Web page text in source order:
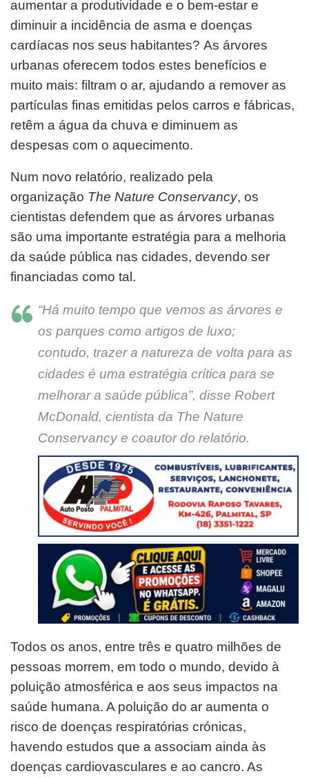
aumentar a produtividade e o bem-estar e
diminuir a incidência de asma e doenças
cardíacas nos seus habitantes? As árvores
urbanas oferecem todos estes benefícios e
muito mais: filtram o ar, ajudando a remover as
partículas finas emitidas pelos carros e fábricas,
retêm a água da chuva e diminuem as
despesas com o aquecimento.
Num novo relatório, realizado pela
organização The Nature Conservancy, os
cientistas defendem que as árvores urbanas
são uma importante estratégia para a melhoria
da saúde pública nas cidades, devendo ser
financiadas como tal.
“Há muito tempo que vemos as árvores e
os parques como artigos de luxo;
contudo, trazer a natureza de volta para as
cidades é uma estratégia crítica para se
melhorar a saúde pública”, disse Robert
McDonald, cientista da The Nature
Conservancy e coautor do relatório.
Todos os anos, entre três e quatro milhões de
pessoas morrem, em todo o mundo, devido à
poluição atmosférica e aos seus impactos na
saúde humana. A poluição do ar aumenta o
risco de doenças respiratórias crónicas,
havendo estudos que a associam ainda às
doenças cardiovasculares e ao cancro. As